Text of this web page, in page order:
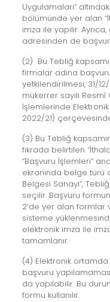
Uygulamaları”
bölümünde yer alan
imza ile yapılır.
adresinden de
(2) Bu Tebliğ
firmalar adına
yetkilendirilmesi, 31/
mükerrer sayılı
İşlemlerinde
2022/21)
(3) Bu Tebliğ
fıkrada belirtilen
“Başvuru İşlemleri”
ekranında belge türü
Belgesi Sanayi”,
seçilir. Başvuru
2’de yer alan formlar
sisteme
elektronik imza ile
tamamlanır.
(4) Elektronik ortamda
başvuru
da yapılabilir. Bu
formu kullanılır.